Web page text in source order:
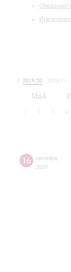
2019/20 2020/21
Май
2 3 4
16 октября
2020